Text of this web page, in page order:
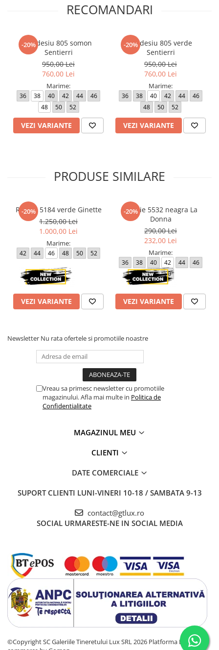
RECOMANDARI
-20%
Pardesiu 805 somon
Sentierri
950,00 Lei
760,00 Lei
Marime:
36 38 40 42 44
46
48
50 52
VEZI VARIANTE
-20%
Pardesiu 805 verde
Sentierri
950,00 Lei
760,00 Lei
Marime:
36 38 40 42 44
46
48
50 52
VEZI VARIANTE
PRODUSE SIMILARE
-20%
Rochie 5184 verde Ginette
1.250,00 Lei
1.000,00 Lei
Marime:
42 44 46 48 50 52
VEZI VARIANTE
-20%
Rochie 5532 neagra La
Donna
290,00 Lei
232,00 Lei
Marime:
36 38 40 42 44
46
48
50
VEZI VARIANTE
Newsletter Nu rata ofertele si promotiile noastre
Vreau sa primesc newsletter cu promotiile
magazinului. Afla mai multe in Politica de
Confidentialitate
MAGAZINUL MEU
CLIENTI
DATE COMERCIALE
SUPORT CLIENTI LUNI-VINERI 10-18 / SAMBATA 9-13
contact@gtlux.ro
SOCIAL URMARESTE-NE IN SOCIAL MEDIA
©Copyright SC Galeriile Tineretului Lux SRL 2026 Platforma E-